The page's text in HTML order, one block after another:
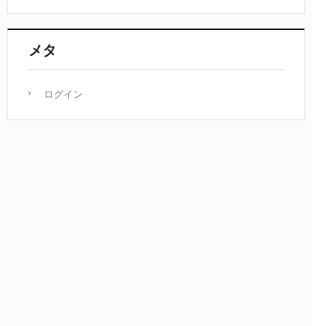
メタ
ログイン